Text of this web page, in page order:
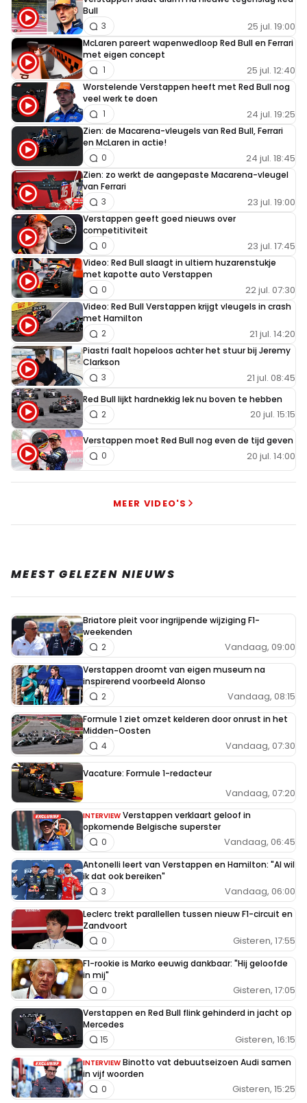
Bull
25 jul. 19:00
3
McLaren pareert wapenwedloop Red Bull en Ferrari
met eigen concept
25 jul. 12:40
1
Worstelende Verstappen heeft met Red Bull nog
veel werk te doen
24 jul. 19:25
1
Zien: de Macarena-vleugels van Red Bull, Ferrari
en McLaren in actie!
24 jul. 18:45
0
Zien: zo werkt de aangepaste Macarena-vleugel
van Ferrari
23 jul. 19:00
3
Verstappen geeft goed nieuws over
competitiviteit
23 jul. 17:45
0
Video: Red Bull slaagt in ultiem huzarenstukje
met kapotte auto Verstappen
22 jul. 07:30
0
Video: Red Bull Verstappen krijgt vleugels in crash
met Hamilton
21 jul. 14:20
2
Piastri faalt hopeloos achter het stuur bij Jeremy
Clarkson
21 jul. 08:45
3
Red Bull lijkt hardnekkig lek nu boven te hebben
20 jul. 15:15
2
Verstappen moet Red Bull nog even de tijd geven
20 jul. 14:00
0
MEER VIDEO'S
MEEST GELEZEN NIEUWS
Briatore pleit voor ingrijpende wijziging F1-
weekenden
Vandaag, 09:00
2
Verstappen droomt van eigen museum na
inspirerend voorbeeld Alonso
Vandaag, 08:15
2
Formule 1 ziet omzet kelderen door onrust in het
Midden-Oosten
Vandaag, 07:30
4
Vacature: Formule 1-redacteur
Vandaag, 07:20
INTERVIEW Verstappen verklaart geloof in
opkomende Belgische superster
Vandaag, 06:45
0
Antonelli leert van Verstappen en Hamilton: "Al wil
ik dat ook bereiken"
Vandaag, 06:00
3
Leclerc trekt parallellen tussen nieuw F1-circuit en
Zandvoort
Gisteren, 17:55
0
F1-rookie is Marko eeuwig dankbaar: "Hij geloofde
in mij"
Gisteren, 17:05
0
Verstappen en Red Bull flink gehinderd in jacht op
Mercedes
Gisteren, 16:15
15
INTERVIEW Binotto vat debuutseizoen Audi samen
in vijf woorden
Gisteren, 15:25
0